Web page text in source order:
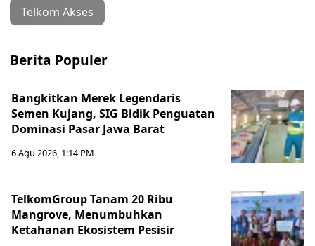
Telkom Akses
Berita Populer
Bangkitkan Merek Legendaris
Semen Kujang, SIG Bidik Penguatan
Dominasi Pasar Jawa Barat
6 Agu 2026, 1:14 PM
TelkomGroup Tanam 20 Ribu
Mangrove, Menumbuhkan
Ketahanan Ekosistem Pesisir